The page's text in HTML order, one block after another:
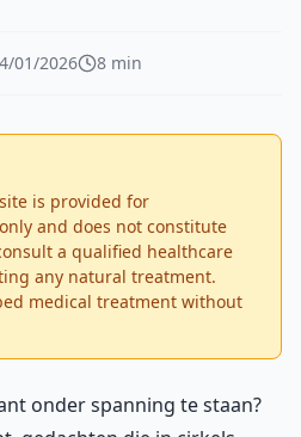
01/2026 8 min
is provided for
and does not constitute
a qualified healthcare
any natural treatment.
medical treatment without
onder spanning te staan?